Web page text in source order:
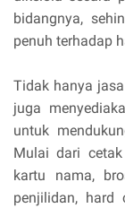
bidangnya,
penuh terhadap
Tidak hanya jasa
juga
untuk
Mulai dari cetak
kartu nama,
penjilidan, hard